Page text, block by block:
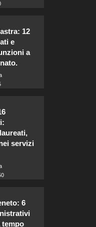
12
e
a
servizi
6
tempo